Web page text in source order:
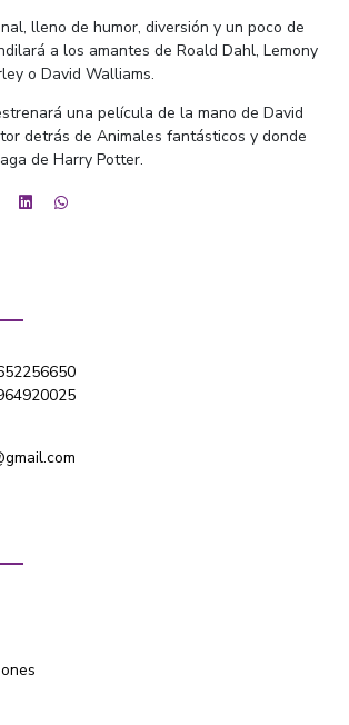
lleno de humor, diversión y un poco de
a los amantes de Roald Dahl, Lemony
o David Walliams.
una película de la mano de David
detrás de Animales fantásticos y donde
de Harry Potter.